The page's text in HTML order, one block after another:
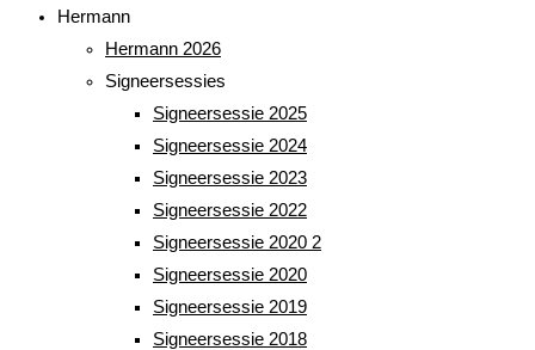
Hermann
Hermann 2026
Signeersessies
Signeersessie 2025
Signeersessie 2024
Signeersessie 2023
Signeersessie 2022
Signeersessie 2020 2
Signeersessie 2020
Signeersessie 2019
Signeersessie 2018